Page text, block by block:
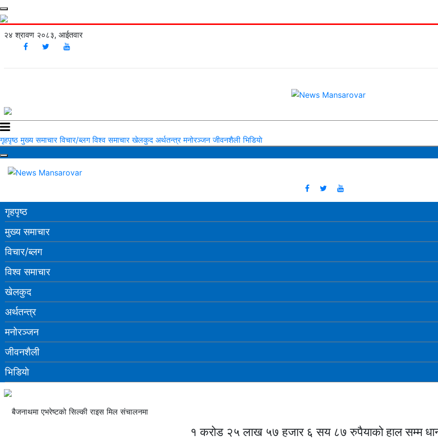
२४ श्रावण २०८३, आईतवार
गृहपृष्ठ मुख्य समाचार विचार/ब्लग विश्व समाचार खेलकुद अर्थतन्त्र मनोरञ्‍जन जीवनशैली भिडियाे
गृहपृष्ठ
मुख्य समाचार
विचार/ब्लग
विश्व समाचार
खेलकुद
अर्थतन्त्र
मनोरञ्‍जन
जीवनशैली
भिडियाे
बैजनाथमा एभरेष्टको सिल्की राइस मिल संचालनमा
१ करोड २५ लाख ५७ हजार ६ सय ८७ रुपैयाको हाल सम्म